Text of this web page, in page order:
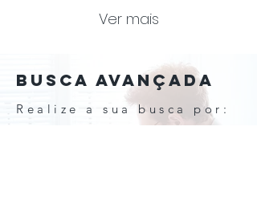
Ver mais
BUSCA AVANÇADA
Realize a sua busca por: